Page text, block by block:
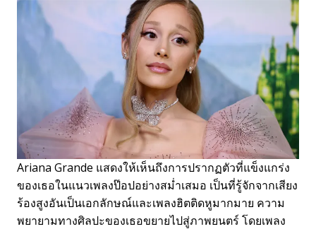
Ariana Grande แสดงให้เห็นถึงการปรากฏตัวที่แข็งแกร่ง
ของเธอในแนวเพลงป๊อปอย่างสม่ำเสมอ เป็นที่รู้จักจากเสียง
ร้องสูงอันเป็นเอกลักษณ์และเพลงฮิตติดหูมากมาย ความ
พยายามทางศิลปะของเธอขยายไปสู่ภาพยนตร์ โดยเพลง